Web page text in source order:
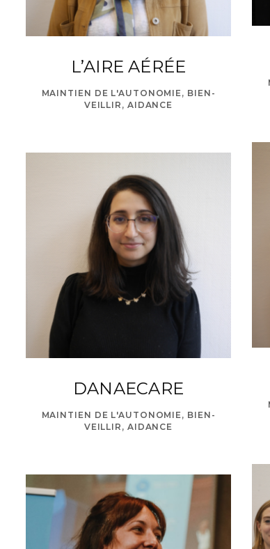
L’AIRE AÉRÉE
MAINTIEN DE L'AUTONOMIE, BIEN-
VEILLIR, AIDANCE
DANAECARE
MAINTIEN DE L'AUTONOMIE, BIEN-
VEILLIR, AIDANCE